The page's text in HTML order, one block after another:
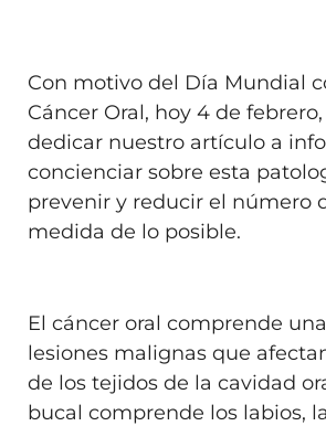
Con motivo del Día Mundial
Cáncer Oral, hoy 4 de
dedicar nuestro artículo a
concienciar sobre esta
prevenir y reducir el número
medida de lo posible.
El cáncer oral comprende
lesiones malignas que
de los tejidos de la cavidad
bucal comprende los labios,